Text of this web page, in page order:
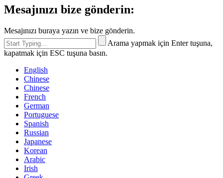
Mesajınızı bize gönderin:
Mesajınızı buraya yazın ve bize gönderin.
Arama yapmak için Enter tuşuna,
kapatmak için ESC tuşuna basın.
English
Chinese
Chinese
French
German
Portuguese
Spanish
Russian
Japanese
Korean
Arabic
Irish